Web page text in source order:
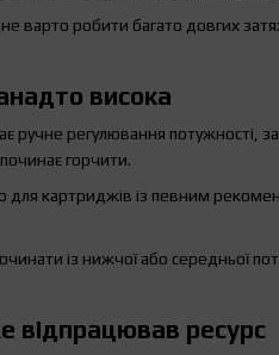
варто робити багато довгих
висока
ручне регулювання потужності,
горчити.
для картриджів із певним
із нижчої або середньої
відпрацював ресурс